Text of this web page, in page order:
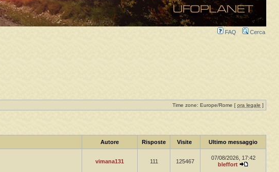
FAQ Cerca
Time zone: Europe/Rome [ ora legale ]
Autore Risposte Visite Ultimo messaggio
vimana131 111 125467
07/08/2026, 17:42
bleffort